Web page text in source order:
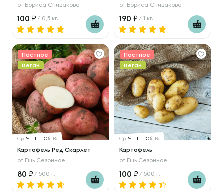
от Бориса Спивакова
100 / 0,5 кг.
от Бориса Спивакова
190 / 1 кг.
Постное
Веган
Ср Чт Пт Сб Вс
Картофель Ред Скарлет
от Ешь Сезонное
80 / 500 г.
Постное
Веган
Ср Чт Пт Сб Вс
Картофель
от Ешь Сезонное
100 / 500 г.